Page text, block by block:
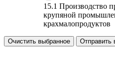
15.1 Производство
крупяной
крахмалопродуктов